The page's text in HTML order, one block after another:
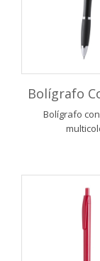
Bolígrafo
Bolígrafo